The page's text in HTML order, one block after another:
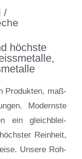
/
höchste
Pro­duk­ten, ma­ß­
Mo­derns­te
ein gleich­blei­
Rein­heit,
Un­se­re Roh­